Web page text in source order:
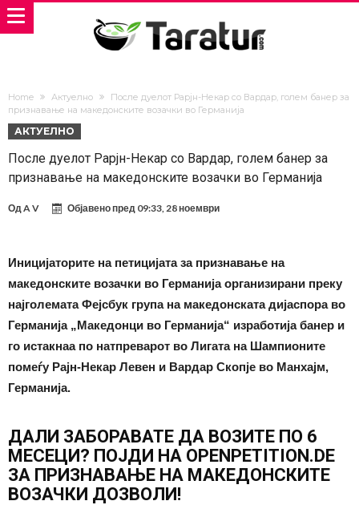
Home Актуелно
После дуелот Рарјн-Некар со Вардар, голем банер за
признавање на македонските возачки во Германија
АКТУЕЛНО
После дуелот Рарјн-Некар со Вардар, голем банер за
признавање на македонските возачки во Германија
ОдA V Објавено пред 09:33, 28 ноември
Иницијаторите на петицијата за признавање на
македонските возачки во Германија организирани преку
најголемата Фејсбук група на македонската дијаспора во
Германија „Македонци во Германија“ изработија банер и
го истакнаа по натпреварот во Лигата на Шампионите
помеѓу Рајн-Некар Левен и Вардар Скопје во Манхајм,
Германија.
ДАЛИ ЗАБОРАВАТЕ ДА ВОЗИТЕ ПО 6
МЕСЕЦИ? ПОЈДИ НА OPENPETITION.DE
ЗА ПРИЗНАВАЊЕ НА МАКЕДОНСКИТЕ
ВОЗАЧКИ ДОЗВОЛИ!